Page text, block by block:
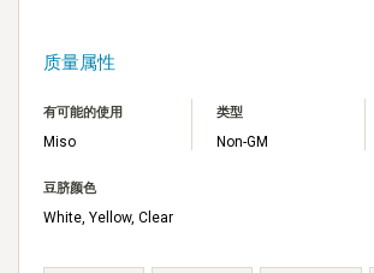
质量属性
有可能的使用
Miso
类型
Non-GM
豆脐颜色
White, Yellow, Clear